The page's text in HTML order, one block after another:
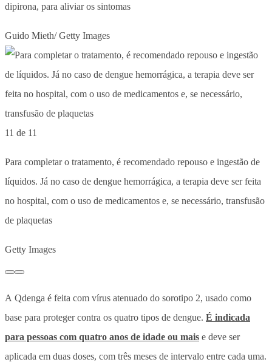
dipirona, para aliviar os sintomas
Guido Mieth/ Getty Images
11 de 11
Para completar o tratamento, é recomendado repouso e ingestão de
líquidos. Já no caso de dengue hemorrágica, a terapia deve ser feita
no hospital, com o uso de medicamentos e, se necessário, transfusão
de plaquetas
Getty Images
A Qdenga é feita com vírus atenuado do sorotipo 2, usado como
base para proteger contra os quatro tipos de dengue. É indicada
para pessoas com quatro anos de idade ou mais e deve ser
aplicada em duas doses, com três meses de intervalo entre cada uma.